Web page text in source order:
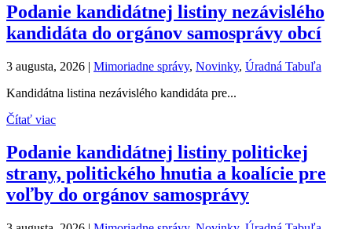
Podanie kandidátnej listiny nezávislého
kandidáta do orgánov samosprávy obcí
3 augusta, 2026 | Mimoriadne správy, Novinky, Úradná Tabuľa
Kandidátna listina nezávislého kandidáta pre...
Čítať viac
Podanie kandidátnej listiny politickej
strany, politického hnutia a koalície pre
voľby do orgánov samosprávy